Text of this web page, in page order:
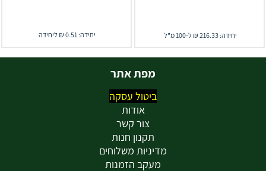
יחידה: 216.33 ₪ ל-100 מ"ל יחידה: 0.51 ₪ ליחידה
מפת אתר
ביטול עסקה
אודות
צור קשר
תקנון חנות
מדיניות משלוחים
מעקב הזמנות